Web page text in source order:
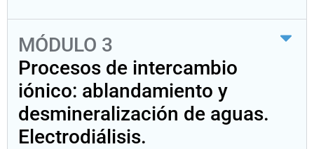
MÓDULO 3
Procesos de intercambio
iónico: ablandamiento y
desmineralización de aguas.
Electrodiálisis.